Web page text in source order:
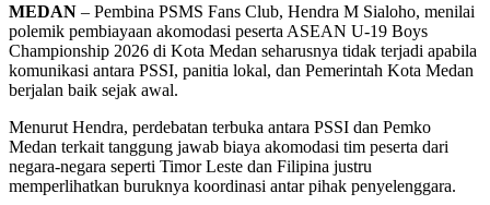
MEDAN – Pembina PSMS Fans Club, Hendra M Sialoho, menilai
polemik pembiayaan akomodasi peserta ASEAN U-19 Boys
Championship 2026 di Kota Medan seharusnya tidak terjadi apabila
komunikasi antara PSSI, panitia lokal, dan Pemerintah Kota Medan
berjalan baik sejak awal.
Menurut Hendra, perdebatan terbuka antara PSSI dan Pemko
Medan terkait tanggung jawab biaya akomodasi tim peserta dari
negara-negara seperti Timor Leste dan Filipina justru
memperlihatkan buruknya koordinasi antar pihak penyelenggara.